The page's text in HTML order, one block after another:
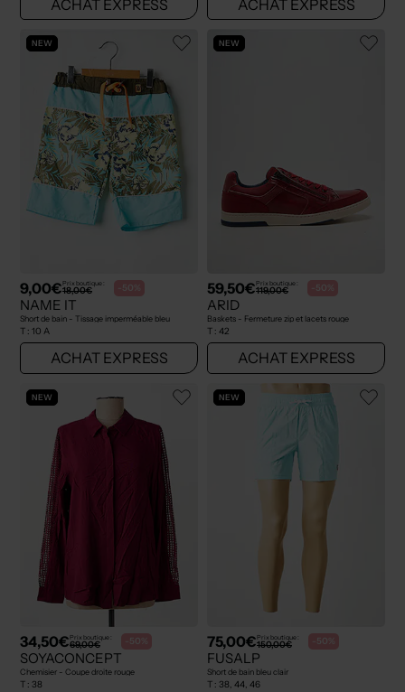
ACHAT EXPRESS ACHAT EXPRESS
NEW
9,00€Prix boutique :
18,00€ -50%
NAME IT
Short de bain - Tissage imperméable bleu
T : 10 A
ACHAT EXPRESS
NEW
59,50€Prix boutique :
119,00€ -50%
ARID
Baskets - Fermeture zip et lacets rouge
T : 42
ACHAT EXPRESS
NEW
34,50€Prix boutique :
69,00€ -50%
SOYACONCEPT
Chemisier - Coupe droite rouge
T : 38
NEW
75,00€Prix boutique :
150,00€ -50%
FUSALP
Short de bain bleu clair
T : 38, 44, 46